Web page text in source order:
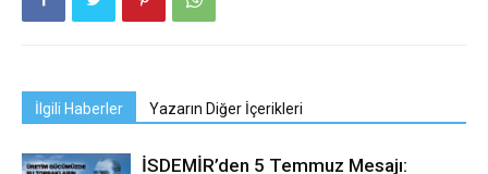
İlgili Haberler Yazarın Diğer İçerikleri
İSDEMİR’den 5 Temmuz Mesajı: